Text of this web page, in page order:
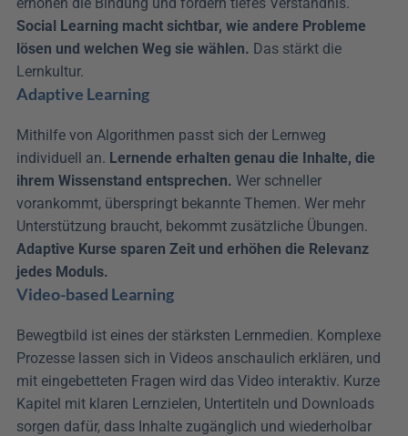
Social Learning macht sichtbar, wie andere Probleme
lösen und welchen Weg sie wählen. Das stärkt die
Lernkultur.
Adaptive Learning
Mithilfe von Algorithmen passt sich der Lernweg
individuell an. Lernende erhalten genau die Inhalte, die
ihrem Wissenstand entsprechen. Wer schneller
vorankommt, überspringt bekannte Themen. Wer mehr
Adaptive Kurse sparen Zeit und erhöhen die Relevanz
jedes Moduls.
Video-based Learning
Bewegtbild ist eines der stärksten Lernmedien. Komplexe
Prozesse lassen sich in Videos anschaulich erklären, und
mit eingebetteten Fragen wird das Video interaktiv. Kurze
Kapitel mit klaren Lernzielen, Untertiteln und Downloads
sorgen dafür, dass Inhalte zugänglich und wiederholbar